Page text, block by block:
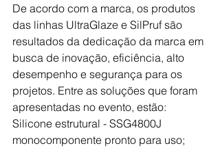
De acordo com a marca, os produtos
das linhas UltraGlaze e SilPruf são
resultados da dedicação da marca em
busca de inovação, eficiência, alto
desempenho e segurança para os
projetos. Entre as soluções que foram
apresentadas no evento, estão:
Silicone estrutural - SSG4800J
monocomponente pronto para uso;